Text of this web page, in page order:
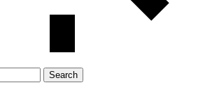
Search